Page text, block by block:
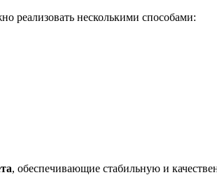
реализовать несколькими способами:
, обеспечивающие стабильную и